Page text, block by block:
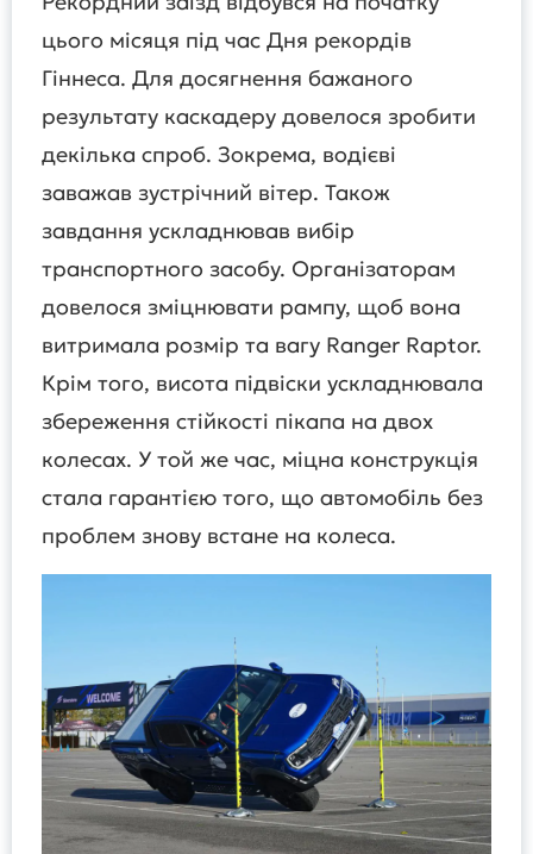
цього місяця під час Дня рекордів
Гіннеса. Для досягнення бажаного
результату каскадеру довелося зробити
декілька спроб. Зокрема, водієві
заважав зустрічний вітер. Також
завдання ускладнював вибір
транспортного засобу. Організаторам
довелося зміцнювати рампу, щоб вона
витримала розмір та вагу Ranger Raptor.
Крім того, висота підвіски ускладнювала
збереження стійкості пікапа на двох
колесах. У той же час, міцна конструкція
стала гарантією того, що автомобіль без
проблем знову встане на колеса.